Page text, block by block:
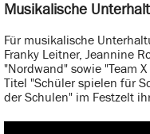
Musikalische
Für musikalische
Franky Leitner, Jeannine
"Nordwand" sowie "Team
Titel "Schüler spielen für
der Schulen" im Festzelt